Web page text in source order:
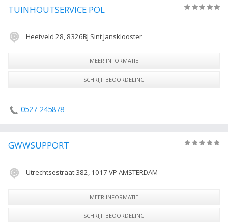
TUINHOUTSERVICE POL
Heetveld 28, 8326BJ Sint Jansklooster
MEER INFORMATIE
SCHRIJF BEOORDELING
0527-245878
GWWSUPPORT
Utrechtsestraat 382, 1017 VP AMSTERDAM
MEER INFORMATIE
SCHRIJF BEOORDELING